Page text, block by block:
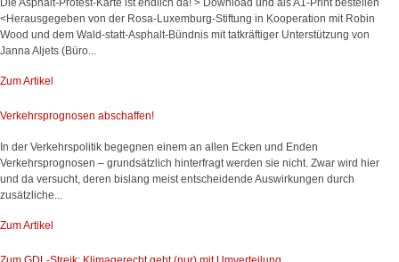
Die Asphalt-Protest-Karte ist endlich da! > Download und als A1-Print bestellen
<Herausgegeben von der Rosa-Luxemburg-Stiftung in Kooperation mit Robin
Wood und dem Wald-statt-Asphalt-Bündnis mit tatkräftiger Unterstützung von
Janna Aljets (Büro...
Zum Artikel
Verkehrsprognosen abschaffen!
In der Verkehrspolitik begegnen einem an allen Ecken und Enden
Verkehrsprognosen – grundsätzlich hinterfragt werden sie nicht. Zwar wird hier
und da versucht, deren bislang meist entscheidende Auswirkungen durch
zusätzliche...
Zum Artikel